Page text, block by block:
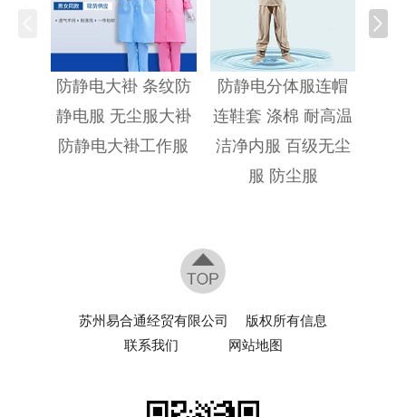
防静电大褂 条纹防
静电服 无尘服大褂
防静电大褂工作服
防静电分体服连帽
连鞋套 涤棉 耐高温
洁净内服 百级无尘
服 防尘服
防
苏州易合通经贸有限公司
版权所有信息
联系我们
网站地图